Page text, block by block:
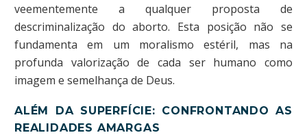
veementemente a qualquer proposta de
descriminalização do aborto. Esta posição não se
fundamenta em um moralismo estéril, mas na
profunda valorização de cada ser humano como
imagem e semelhança de Deus.
ALÉM DA SUPERFÍCIE: CONFRONTANDO AS
REALIDADES AMARGAS